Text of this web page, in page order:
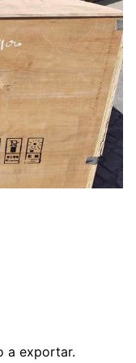
a exportar.